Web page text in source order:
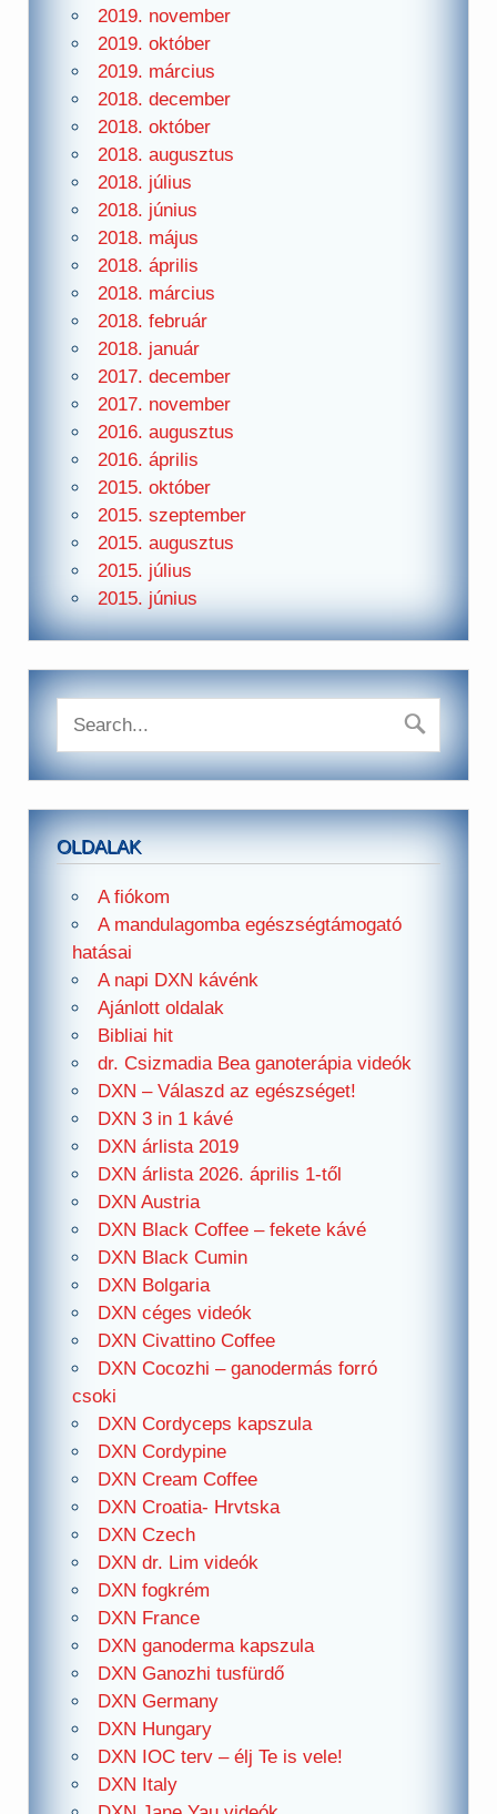
2019. november
2019. október
2019. március
2018. december
2018. október
2018. augusztus
2018. július
2018. június
2018. május
2018. április
2018. március
2018. február
2018. január
2017. december
2017. november
2016. augusztus
2016. április
2015. október
2015. szeptember
2015. augusztus
2015. július
2015. június
OLDALAK
A fiókom
A mandulagomba egészségtámogató
hatásai
A napi DXN kávénk
Ajánlott oldalak
Bibliai hit
dr. Csizmadia Bea ganoterápia videók
DXN – Válaszd az egészséget!
DXN 3 in 1 kávé
DXN árlista 2019
DXN árlista 2026. április 1-től
DXN Austria
DXN Black Coffee – fekete kávé
DXN Black Cumin
DXN Bolgaria
DXN céges videók
DXN Civattino Coffee
DXN Cocozhi – ganodermás forró
csoki
DXN Cordyceps kapszula
DXN Cordypine
DXN Cream Coffee
DXN Croatia- Hrvtska
DXN Czech
DXN dr. Lim videók
DXN fogkrém
DXN France
DXN ganoderma kapszula
DXN Ganozhi tusfürdő
DXN Germany
DXN Hungary
DXN IOC terv – élj Te is vele!
DXN Italy